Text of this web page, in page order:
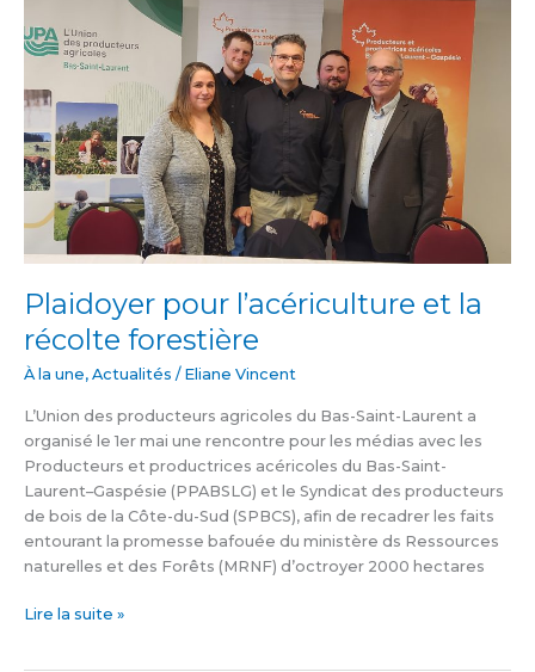
Plaidoyer pour l’acériculture et la
récolte forestière
À la une, Actualités / Eliane Vincent
L’Union des producteurs agricoles du Bas-Saint-Laurent a
organisé le 1er mai une rencontre pour les médias avec les
Producteurs et productrices acéricoles du Bas-Saint-
Laurent–Gaspésie (PPABSLG) et le Syndicat des producteurs
de bois de la Côte-du-Sud (SPBCS), afin de recadrer les faits
entourant la promesse bafouée du ministère ds Ressources
naturelles et des Forêts (MRNF) d’octroyer 2000 hectares
pour
l’acériculture
la
récolte
forestière
Lire la suite »